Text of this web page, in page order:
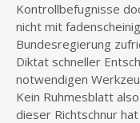
Kontrollbefugnisse
nicht mit
Bundesregierung
Diktat schneller
notwendigen
Kein Ruhmesblatt
dieser Richtschnur